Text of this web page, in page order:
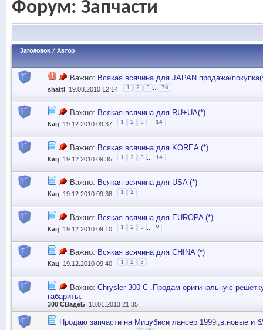
Форум: Запчасти
Заголовок / Автор
Важно: Всякая всячина для JAPAN продажа/
shattl , 19.08.2010 12:14 1 2 3 76
Важно: Всякая всячина для RU+UA(*)
Кац , 19.12.2010 09:37 1 2 3 14
Важно: Всякая всячина для KOREA (*)
Кац , 19.12.2010 09:35 1 2 3 14
Важно: Всякая всячина для USA (*)
Кац , 19.12.2010 09:38 1 2
Важно: Всякая всячина для EUROPA (*)
Кац , 19.12.2010 09:10 1 2 3 9
Важно: Всякая всячина для CHINA (*)
Кац , 19.12.2010 09:40 1 2 3
Важно: Chrysler 300 C .Продам оригинальную
габариты.
300 СВадеБ , 18.01.2013 21:35
Продаю запчасти на Мицубиси лансер 1999г,в,новые и